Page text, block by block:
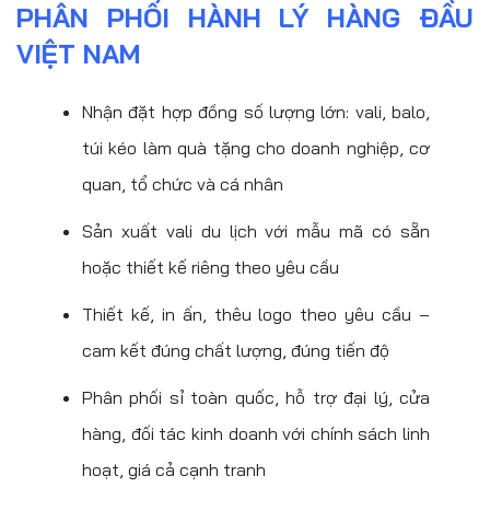
PHÂN PHỐI HÀNH LÝ HÀNG ĐẦU
VIỆT NAM
Nhận đặt hợp đồng số lượng lớn: vali, balo,
túi kéo làm quà tặng cho doanh nghiệp, cơ
quan, tổ chức và cá nhân
Sản xuất vali du lịch với mẫu mã có sẵn
hoặc thiết kế riêng theo yêu cầu
Thiết kế, in ấn, thêu logo theo yêu cầu –
cam kết đúng chất lượng, đúng tiến độ
Phân phối sỉ toàn quốc, hỗ trợ đại lý, cửa
hàng, đối tác kinh doanh với chính sách linh
hoạt, giá cả cạnh tranh